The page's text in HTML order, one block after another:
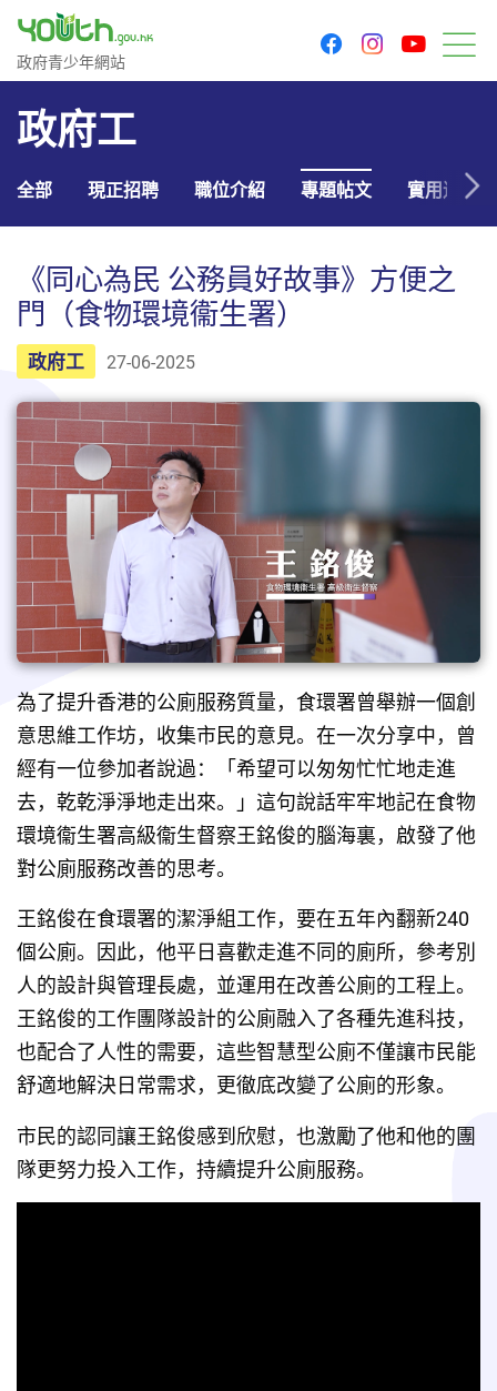
政府青少年網站
政府青少年網站
facebookinstagram
政府工
全部 現正招聘 職位介紹 專題帖文 實用連結
《同心為民 公務員好故事》方便之
門（食物環境衞生署）
政府工 27-06-2025
為了提升香港的公廁服務質量，食環署曾舉辦一個創
意思維工作坊，收集市民的意見。在一次分享中，曾
經有一位參加者說過：「希望可以匆匆忙忙地走進
去，乾乾淨淨地走出來。」這句說話牢牢地記在食物
環境衞生署高級衞生督察王銘俊的腦海裏，啟發了他
對公廁服務改善的思考。
王銘俊在食環署的潔淨組工作，要在五年內翻新240
個公廁。因此，他平日喜歡走進不同的廁所，參考別
人的設計與管理長處，並運用在改善公廁的工程上。
王銘俊的工作團隊設計的公廁融入了各種先進科技，
也配合了人性的需要，這些智慧型公廁不僅讓市民能
舒適地解決日常需求，更徹底改變了公廁的形象。
市民的認同讓王銘俊感到欣慰，也激勵了他和他的團
隊更努力投入工作，持續提升公廁服務。